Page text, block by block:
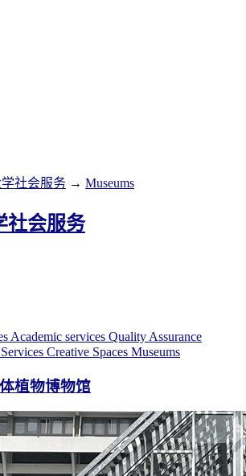
社会服务 → Museums
社会服务
Academic services Quality Assurance
Creative Spaces Museums
植物博物馆